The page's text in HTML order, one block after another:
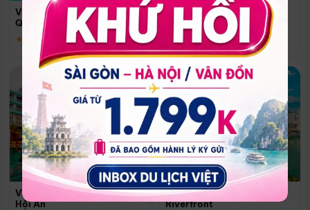
Vinpearl Resort & Spa Phu
Quoc
★ 5.0
Quoc
Phú Quốc
★ 5.0
Vinpearl Resort & Golf Nam
Hội An
Melia Vinpearl Danang
Riverfront